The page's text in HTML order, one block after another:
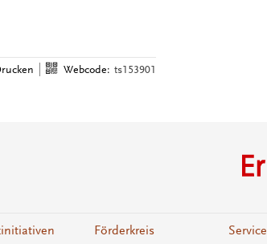
Webcode: ts153901
Förderkreis Service